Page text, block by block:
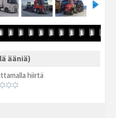
ääniä)
hiirtä